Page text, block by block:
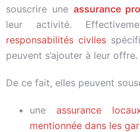
souscrire une assurance
leur activité.
responsabilités civiles
peuvent s’ajouter à leur offre.
De ce fait, elles peuvent
une assurance
mentionnée dans les